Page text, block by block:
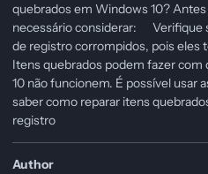
quebrados em Windows 10?
necessário considerar: Verifique
de registro corrompidos, pois eles
Itens quebrados podem fazer
10 não funcionem. É possível usar
saber como reparar itens
registro
Author